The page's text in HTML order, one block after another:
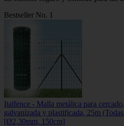
Bestseller No. 1
Italfence - Malla metálica para
galvanizada y plastificada, 25m
[Ø2,30mm, 150cm]